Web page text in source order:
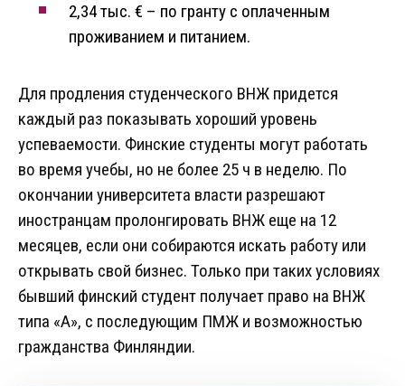
2,34 тыс. € – по гранту с оплаченным
проживанием и питанием.
Для продления студенческого ВНЖ придется
каждый раз показывать хороший уровень
успеваемости. Финские студенты могут работать
во время учебы, но не более 25 ч в неделю. По
окончании университета власти разрешают
иностранцам пролонгировать ВНЖ еще на 12
месяцев, если они собираются искать работу или
открывать свой бизнес. Только при таких условиях
бывший финский студент получает право на ВНЖ
типа «A», с последующим ПМЖ и возможностью
гражданства Финляндии.